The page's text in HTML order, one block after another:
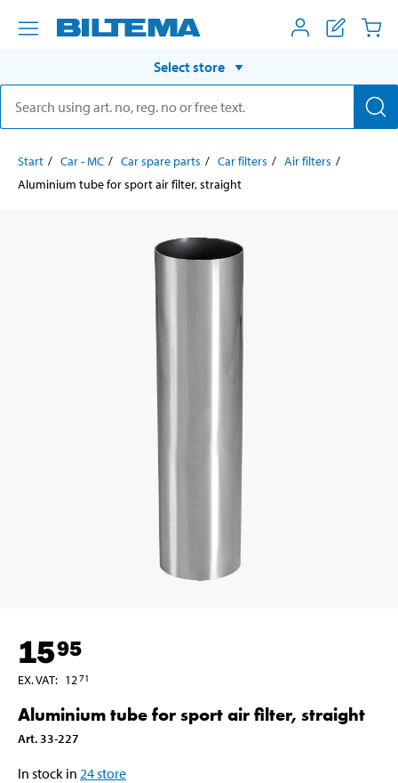
Select store
Start Car - MC Car spare parts Car filters
Air filters
Aluminium tube for sport air filter, straight
1595
EX. VAT: 1271
Aluminium tube for sport air filter, straight
Art. 33-227
In stock in 24store